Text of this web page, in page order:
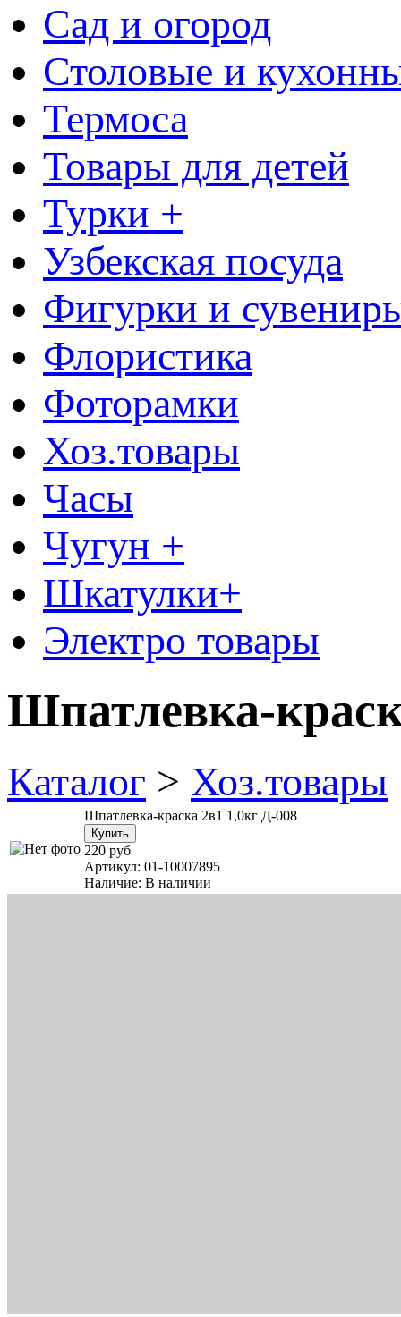
Сад и огород
Столовые и
Термоса
Товары для детей
Турки +
Узбекская посуда
Фигурки и
Флористика
Фоторамки
Хоз.товары
Часы
Чугун +
Шкатулки+
Электро товары
Шпатлевка-
Каталог > Хоз.товары
Шпатлевка-краска 2в1 1,0кг Д-008
220 руб
Артикул: 01-10007895
Наличие: В наличии